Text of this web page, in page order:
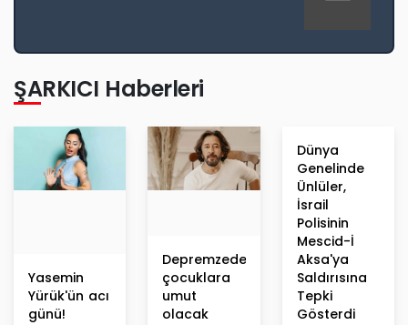
ŞARKICI Haberleri
Yasemin
Yürük'ün acı
günü!
Depremzede
çocuklara
umut
olacak
Dünya
Genelinde
Ünlüler,
İsrail
Polisinin
Mescid-İ
Aksa'ya
Saldırısına
Tepki
Gösterdi